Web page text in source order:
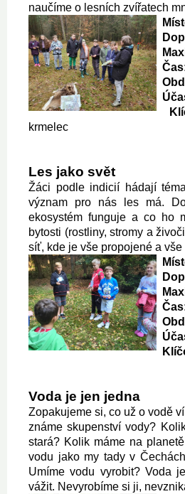
naučíme o lesních zvířatech
krmelec
Les jako svět
Žáci podle indicií hádají
význam pro nás les má.
ekosystém funguje a co ho
bytosti (rostliny, stromy a
síť, kde je vše propojené a
Voda je jen jedna
Zopakujeme si, co už o vodě
známe skupenství vody?
stará? Kolik máme na
vodu jako my tady v
Umíme vodu vyrobit? Voda
vážit. Nevyrobíme si ji,